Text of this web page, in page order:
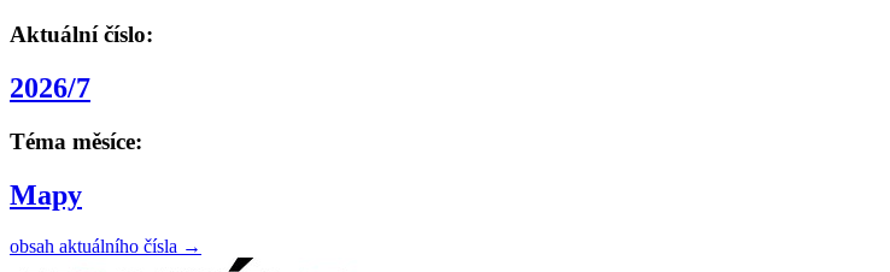
Aktuální číslo:
2026/7
Téma měsíce:
Mapy
obsah aktuálního čísla →